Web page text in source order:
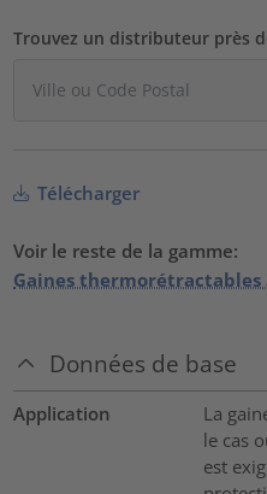
Trouvez un distributeur près
Télécharger
Voir le reste de la gamme:
Gaines thermorétractables
Données de base
Application
La
le cas
est